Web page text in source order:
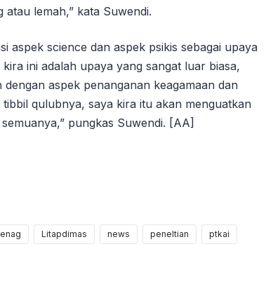
lemah,” kata Suwendi.
aspek science dan aspek psikis sebagai upaya
ini adalah upaya yang sangat luar biasa,
dengan aspek penanganan keagamaan dan
qulubnya, saya kira itu akan menguatkan
pungkas Suwendi. [AA]
Litapdimas news peneltian ptkai